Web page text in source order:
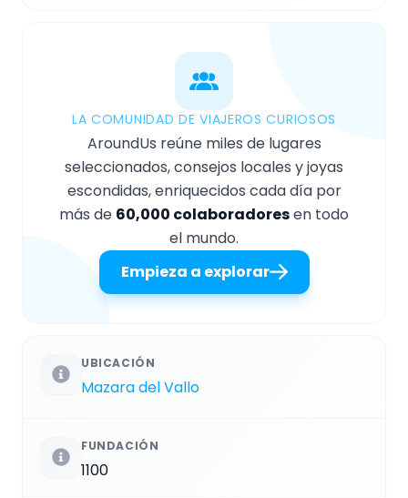
LA COMUNIDAD DE VIAJEROS CURIOSOS
AroundUs reúne miles de lugares
seleccionados, consejos locales y joyas
escondidas, enriquecidos cada día por
más de 60,000 colaboradoresen todo
el mundo.
Empieza a explorar
UBICACIÓN
Mazara del Vallo
FUNDACIÓN
1100